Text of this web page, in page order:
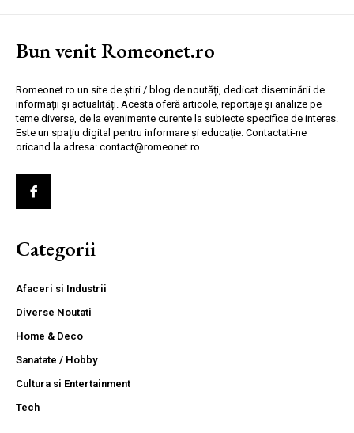
Bun venit Romeonet.ro
Romeonet.ro un site de știri / blog de noutăți, dedicat diseminării de
informații și actualități. Acesta oferă articole, reportaje și analize pe
teme diverse, de la evenimente curente la subiecte specifice de interes.
Este un spațiu digital pentru informare și educație. Contactati-ne
oricand la adresa: contact@romeonet.ro
Categorii
Afaceri si Industrii
Diverse Noutati
Home & Deco
Sanatate / Hobby
Cultura si Entertainment
Tech